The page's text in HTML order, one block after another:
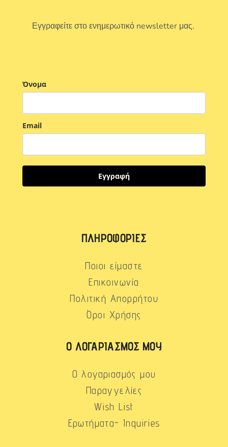
Εγγραφείτε στο ενημερωτικό newsletter μας.
Όνομα
Email
Εγγραφή
ΠΛΗΡΟΦΟΡΊΕΣ
Ποιοι είμαστε
Επικοινωνία
Πολιτική Απορρήτου
Όροι Χρήσης
Ο ΛΟΓΑΡΙΑΣΜΌΣ ΜΟΥ
Ο λογαριασμός μου
Παραγγελίες
Wish List
Ερωτήματα- Inquiries